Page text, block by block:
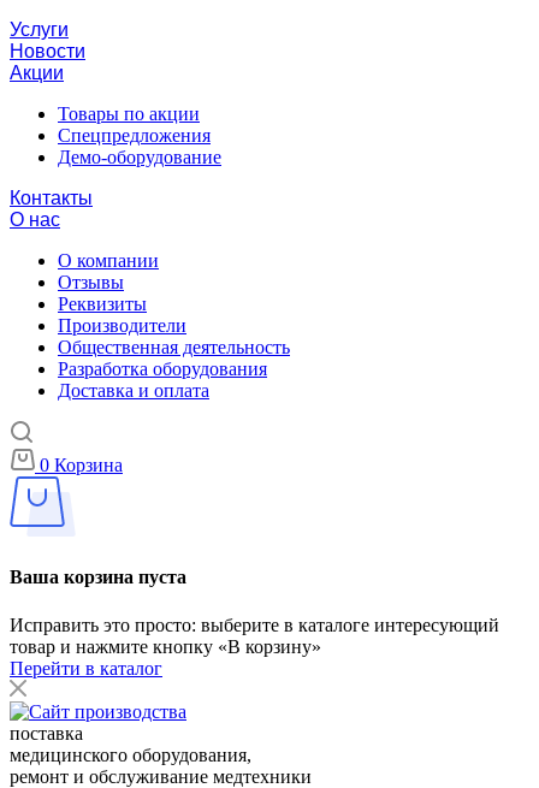
Услуги
Новости
Акции
Товары по акции
Спецпредложения
Демо-оборудование
Контакты
О нас
О компании
Отзывы
Реквизиты
Производители
Общественная деятельность
Разработка оборудования
Доставка и оплата
0 Корзина
Ваша корзина пуста
Исправить это просто: выберите в каталоге интересующий
товар и нажмите кнопку «В корзину»
Перейти в каталог
поставка
медицинского оборудования,
ремонт и обслуживание медтехники